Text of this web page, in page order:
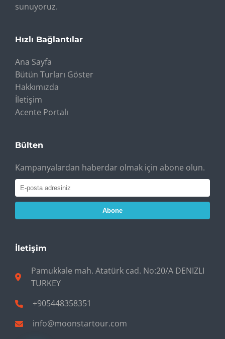
sunuyoruz.
Hızlı Bağlantılar
Ana Sayfa
Bütün Turları Göster
Hakkımızda
İletişim
Acente Portalı
Bülten
Kampanyalardan haberdar olmak için abone olun.
Abone
İletişim
Pamukkale mah. Atatürk cad. No:20/A DENIZLI
TURKEY
+905448358351
info@moonstartour.com